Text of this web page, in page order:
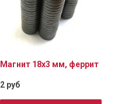
Магнит 18х3 мм, феррит
2 руб